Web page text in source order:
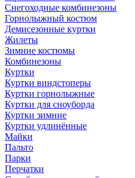
Снегоходные комбинезоны
Горнолыжный костюм
Демисезонные куртки
Жилеты
Зимние костюмы
Комбинезоны
Куртки
Куртки виндстоперы
Куртки горнолыжные
Куртки для сноуборда
Куртки зимние
Куртки удлинённые
Майки
Пальто
Парки
Перчатки